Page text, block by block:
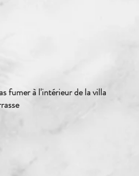
fumer à l'intérieur de la villa